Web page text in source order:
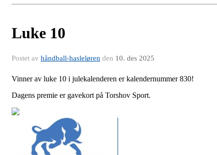
Luke 10
Postet av håndball-hasleløren den 10. des 2025
Vinner av luke 10 i julekalenderen er kalendernummer 830!
Dagens premie er gavekort på Torshov Sport.